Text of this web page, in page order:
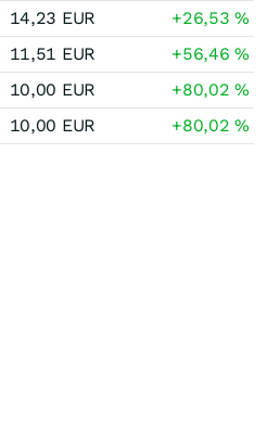
14,23 EUR +26,53%
11,51 EUR +56,46%
10,00 EUR +80,02%
10,00 EUR +80,02%